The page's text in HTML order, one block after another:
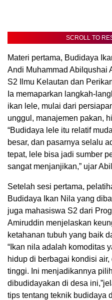
SCROLL TO
Materi pertama, Budidaya
Andi Muhammad Abilqushai
S2 Ilmu Kelautan dan
Ia memaparkan langkah-
ikan lele, mulai dari
unggul, manajemen pakan,
“Budidaya lele itu relatif
besar, dan pasarnya selalu
tepat, lele bisa jadi sumber
sangat menjanjikan,” ujar
Setelah sesi pertama,
Budidaya Ikan Nila yang
juga mahasiswa S2 dari
Amiruddin menjelaskan
ketahanan tubuh yang baik
“Ikan nila adalah komoditas
hidup di berbagai kondisi
tinggi. Ini menjadikannya
dibudidayakan di desa
tips tentang teknik budidaya